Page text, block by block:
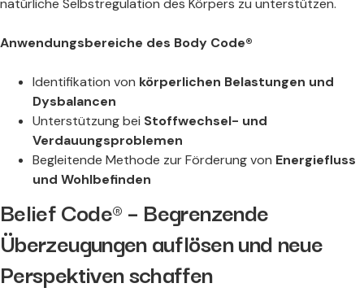
natürliche Selbstregulation des Körpers zu unterstützen.
Anwendungsbereiche des Body Code®
Identifikation von körperlichen Belastungen und
Dysbalancen
Unterstützung bei Stoffwechsel- und
Verdauungsproblemen
Begleitende Methode zur Förderung von Energiefluss
und Wohlbefinden
Belief Code® – Begrenzende
Überzeugungen auflösen und neue
Perspektiven schaffen